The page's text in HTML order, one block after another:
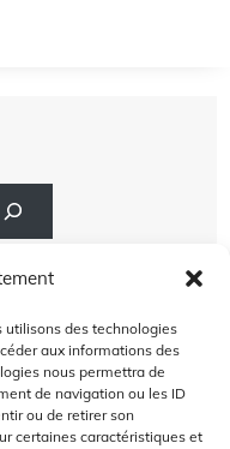
utilisons des technologies
aux informations des
nous permettra de
de navigation ou les ID
ou de retirer son
certaines caractéristiques et